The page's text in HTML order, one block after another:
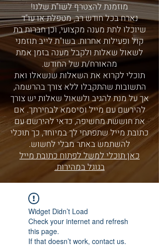
מוזמנת להצטרף לשו"ת שלנו!
נארח בכל חודש רב, מטפלת או עו"ד
שיוכלו לתת מענה מקצועי, וכן חברות בת
קול ופעילות אחרות. בשו"ת לייב תוזמני
לשאול שאלות ולקבל מענה בזמן אמת
מהאורח/ת של החודש.
תוכלי לקרוא את השאלות שנשאלו ואת
התשובות שהתקבלו ללא צורך בהרשמה,
אך על מנת להגיב ולשאול שאלות יש צורך
להירשם עם מייל וסיסמא לבחירתך. אם
את חוששת מחשיפה, כדאי להירשם עם
כתובת מייל שתפתחי לך במיוחד, כך תוכלי
להשתמש באתר מבלי לחשוש.
כאן תוכלי למשל לפתוח כתובת מייל
בגוגל במהירות.
Widget Didn’t Load
Check your internet and refresh
this page.
If that doesn’t work, contact us.